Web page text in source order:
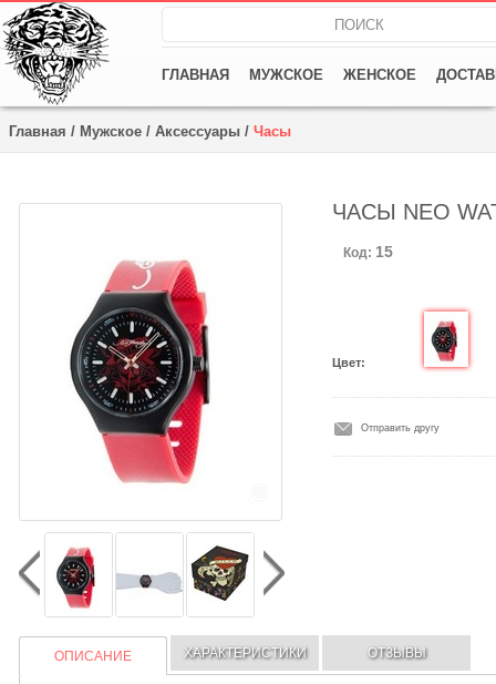
ГЛАВНАЯ МУЖСКОЕ ЖЕНСКОЕ
Главная / Мужское / Аксессуары / Часы
ЧАСЫ NEO
Код: 15
Цвет:
Отправить другу
ОПИСАНИЕ ХАРАКТЕРИСТИКИ ОТЗЫВЫ